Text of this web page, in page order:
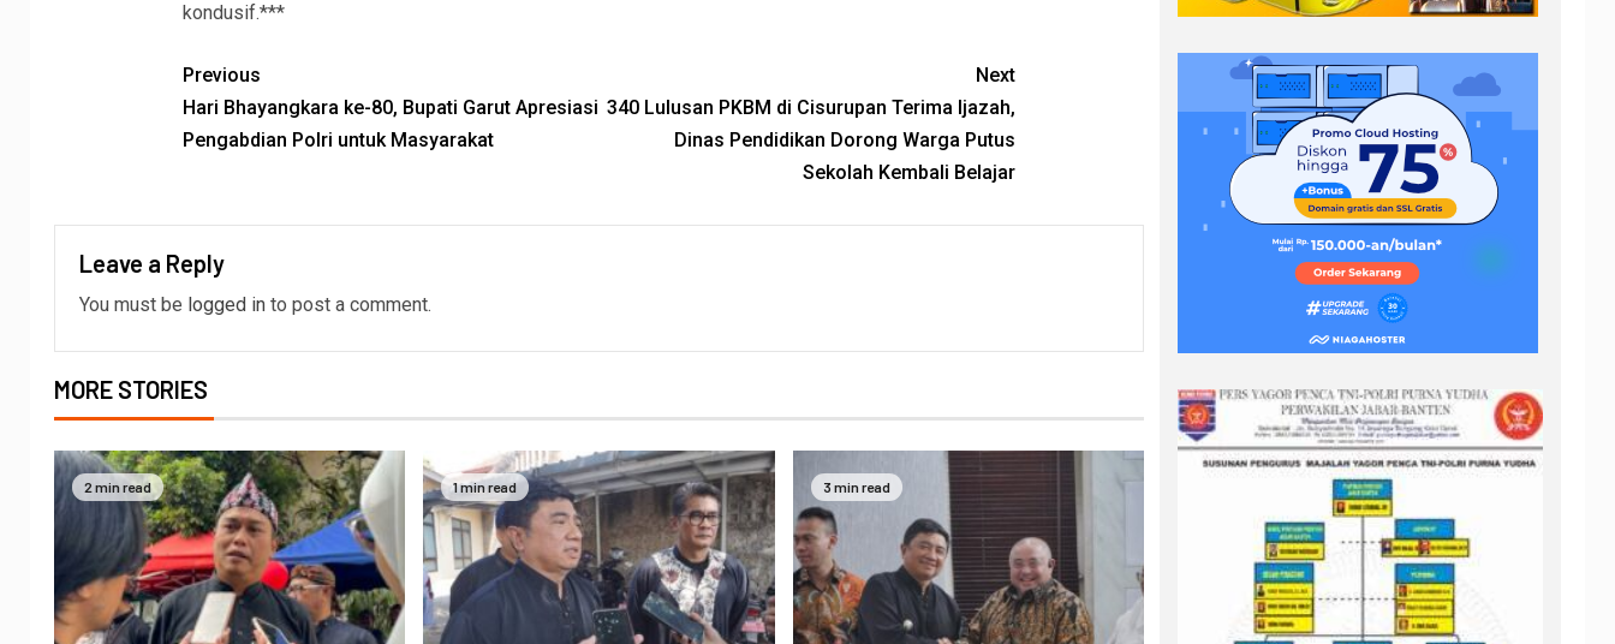
kondusif.***
Previous
Hari Bhayangkara ke-80, Bupati Garut Apresiasi
Pengabdian Polri untuk Masyarakat
Next
340 Lulusan PKBM di Cisurupan Terima Ijazah,
Dinas Pendidikan Dorong Warga Putus
Sekolah Kembali Belajar
Leave a Reply
You must be logged in to post a comment.
MORE STORIES
2 min read 1 min read 3 min read